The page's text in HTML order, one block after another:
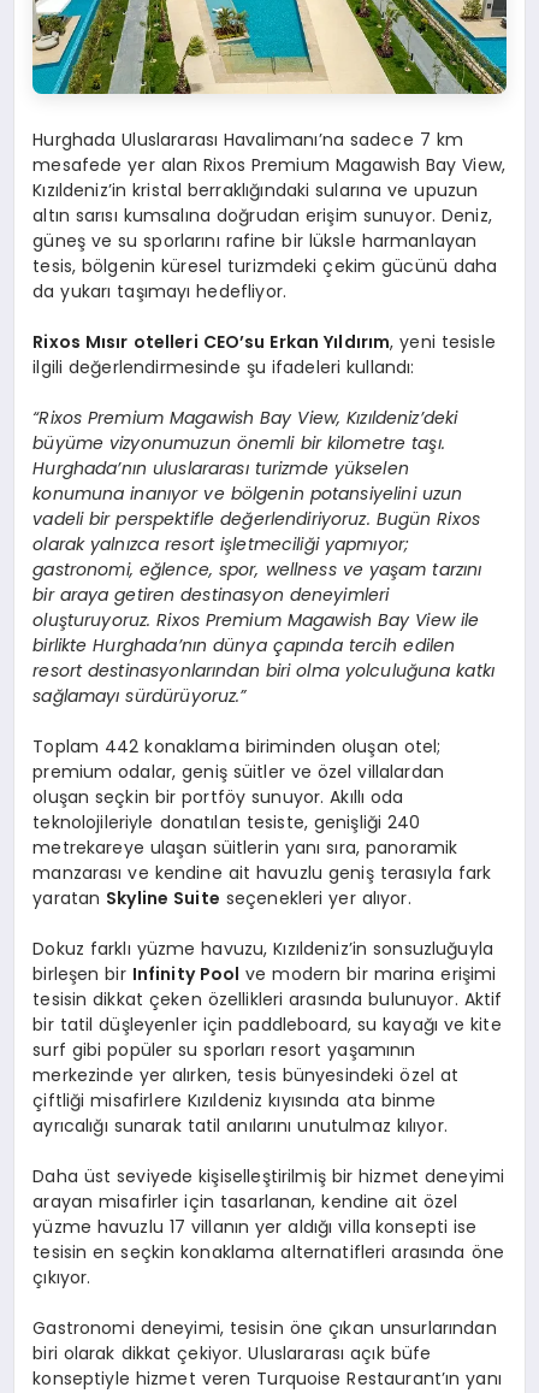
Hurghada Uluslararası Havalimanı’na sadece 7 km
mesafede yer alan Rixos Premium Magawish Bay View,
Kızıldeniz’in kristal berraklığındaki sularına ve upuzun
altın sarısı kumsalına doğrudan erişim sunuyor. Deniz,
güneş ve su sporlarını rafine bir lüksle harmanlayan
tesis, bölgenin küresel turizmdeki çekim gücünü daha
da yukarı taşımayı hedefliyor.
Rixos Mısır otelleri CEO’su Erkan Yıldırım, yeni tesisle
ilgili değerlendirmesinde şu ifadeleri kullandı:
“Rixos Premium Magawish Bay View, Kızıldeniz’deki
büyüme vizyonumuzun önemli bir kilometre taşı.
Hurghada’nın uluslararası turizmde yükselen
konumuna inanıyor ve bölgenin potansiyelini uzun
vadeli bir perspektifle değerlendiriyoruz. Bugün Rixos
olarak yalnızca resort işletmeciliği yapmıyor;
gastronomi, eğlence, spor, wellness ve yaşam tarzını
bir araya getiren destinasyon deneyimleri
oluşturuyoruz. Rixos Premium Magawish Bay View ile
birlikte Hurghada’nın dünya çapında tercih edilen
resort destinasyonlarından biri olma yolculuğuna katkı
sağlamayı sürdürüyoruz.”
Toplam 442 konaklama biriminden oluşan otel;
premium odalar, geniş süitler ve özel villalardan
oluşan seçkin bir portföy sunuyor. Akıllı oda
teknolojileriyle donatılan tesiste, genişliği 240
metrekareye ulaşan süitlerin yanı sıra, panoramik
manzarası ve kendine ait havuzlu geniş terasıyla fark
yaratan Skyline Suite seçenekleri yer alıyor.
Dokuz farklı yüzme havuzu, Kızıldeniz’in sonsuzluğuyla
birleşen bir Infinity Pool ve modern bir marina erişimi
tesisin dikkat çeken özellikleri arasında bulunuyor. Aktif
bir tatil düşleyenler için paddleboard, su kayağı ve kite
surf gibi popüler su sporları resort yaşamının
merkezinde yer alırken, tesis bünyesindeki özel at
çiftliği misafirlere Kızıldeniz kıyısında ata binme
ayrıcalığı sunarak tatil anılarını unutulmaz kılıyor.
Daha üst seviyede kişiselleştirilmiş bir hizmet deneyimi
arayan misafirler için tasarlanan, kendine ait özel
yüzme havuzlu 17 villanın yer aldığı villa konsepti ise
tesisin en seçkin konaklama alternatifleri arasında öne
çıkıyor.
Gastronomi deneyimi, tesisin öne çıkan unsurlarından
biri olarak dikkat çekiyor. Uluslararası açık büfe
konseptiyle hizmet veren Turquoise Restaurant’ın yanı